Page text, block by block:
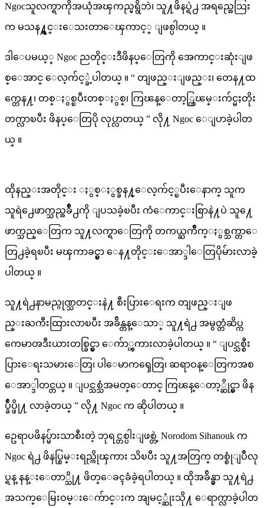
Ngocသူလက္ရာကိုအယုံအၾကည္မရွိဘဲ၊ သူ႔ဖိနပ္ရဲ႕ အရည္အေသြး
က မသန႔္ရွင္းေသးတာေၾကာင့္ ျဖစ္ပါတယ္ ။
ဒါေပမယ့္ Ngoc ညတိုင္းဒီဖိနပ္ေတြကို အေကာင္းဆုံးျဖ
စ္ေအာင္ ေလ့က်င့္ခဲ့ပါတယ္ ။ “ တျဖည္းျဖည္း၊ တေန႔ထ
က္တေန႔၊ တစ္ႏွစ္ၿပီးတစ္ႏွစ္၊ ကြၽန္ေတာ့္ကြၽမ္းက်င္မႈတိုး
တက္လာၿပီး ဖိနပ္ေတြပို လုပ္လာတယ္ ” လို႔ Ngoc ေျပာခဲ့ပါတ
ယ္ ။
ထိုနည္းအတိုင္း ႏွစ္ႏွစ္ခန႔္ေလ့က်င့္ၿပီးေနာက္ သူက
သူရဲ႕ေဖာက္သည္အခ်ိဳ႕ကို ျပသခဲ့ၿပီး ကံေကာင္းစြာနဲ႔ပဲ သူ႔ေ
ဖာက္သည္ေတြက သူ႔လက္ရာေတြကို တကယ္ႀကိဳက္ႏွစ္သက္တာေ
တြ႕ခဲ့ရၿပီး မၾကာခင္မွာ ေန႔တိုင္းေအာ္ဒါေတြပိုမ်ားလာခဲ့
ပါတယ္ ။
သူ႔ရဲ႕နာမည္ဂုဏ္သတင္းနဲ႔ စီးပြားေရးက တျဖည္းျဖ
ည္းႀကီးထြားလာၿပီး အခ်ိန္တန္ေသာ္ သူ႔ရဲ႕ အမွတ္တံဆိပ္က
ကေမာၻဒီးယားတစ္ခြင္မွာ ေက်ာ္ၾကားလာခဲ့ပါတယ္ ။ “ ျပင္သစ္စီး
ပြားေရးသမားေတြ၊ ပါေမာကၡေတြ၊ ဆရာဝန္ေတြကအစ
ေအာ္ဒါတင္တယ္ ။ ျပင္သစ္သံအမတ္ေတာင္ ကြၽန္ေတာ့္ဆိုင္မွာ ဖိန
ပ္ခ်ဳပ္ဖို႔ လာခဲ့တယ္ ” လို႔ Ngoc က ဆိုပါတယ္ ။
ဥေရာပဖိနပ္မ်ားသာစီးတဲ့ ဘုရင္တစ္ပါးျဖစ္တဲ့ Norodom Sihanouk က
Ngoc ရဲ႕ ဖိနပ္စြမ္းရည္ကိုၾကား သိၿပီး သူ႔အတြက္ တစ္စုံျပဳလု
ပ္ရန္ နန္းေတာ္သို႔ ဖိတ္ေခၚခံခဲ့ရပါတယ္ ။ ထိုအခ်ိန္မွာ သူ႔ရဲ႕
အသက္ေမြးဝမ္းေက်ာင္းက အျမင့္ဆုံးသို႔ ေရာက္လာခဲ့ပါတ